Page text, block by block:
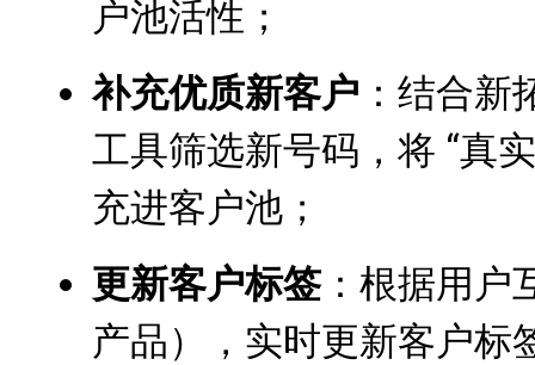
户池活性；
补充优质新客户 ：结合
工具筛选新号码，将 “真
充进客户池；
更新客户标签：根据用户
产品），实时更新客户标